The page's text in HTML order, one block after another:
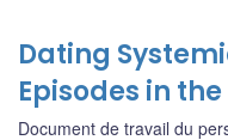
Dating
Episodes in
Document de travail du